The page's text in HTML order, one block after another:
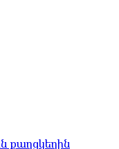
քաղցկեղին